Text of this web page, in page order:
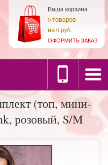
Ваша корзина
0товаров
на0 руб.
ОФОРМИТЬ ЗАКАЗ
(топ, мини-
розовый, S/M